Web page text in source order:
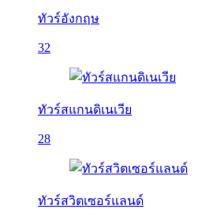
ทัวร์อังกฤษ
32
ทัวร์สแกนดิเนเวีย
28
ทัวร์สวิตเซอร์แลนด์